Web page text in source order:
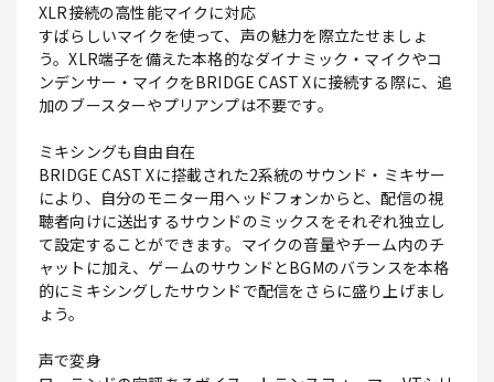
XLR接続の高性能マイクに対応
すばらしいマイクを使って、声の魅力を際立たせましょ
う。XLR端子を備えた本格的なダイナミック・マイクやコ
ンデンサー・マイクをBRIDGE CAST Xに接続する際に、追
加のブースターやプリアンプは不要です。
ミキシングも自由自在
BRIDGE CAST Xに搭載された2系統のサウンド・ミキサー
により、自分のモニター用ヘッドフォンからと、配信の視
聴者向けに送出するサウンドのミックスをそれぞれ独立し
て設定することができます。マイクの音量やチーム内のチ
ャットに加え、ゲームのサウンドとBGMのバランスを本格
的にミキシングしたサウンドで配信をさらに盛り上げまし
ょう。
声で変身